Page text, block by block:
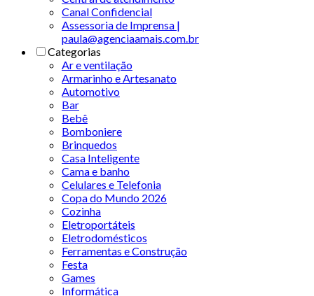
Canal Confidencial
Assessoria de Imprensa |
paula@agenciaamais.com.br
Categorias
Ar e ventilação
Armarinho e Artesanato
Automotivo
Bar
Bebê
Bomboniere
Brinquedos
Casa Inteligente
Cama e banho
Celulares e Telefonia
Copa do Mundo 2026
Cozinha
Eletroportáteis
Eletrodomésticos
Ferramentas e Construção
Festa
Games
Informática